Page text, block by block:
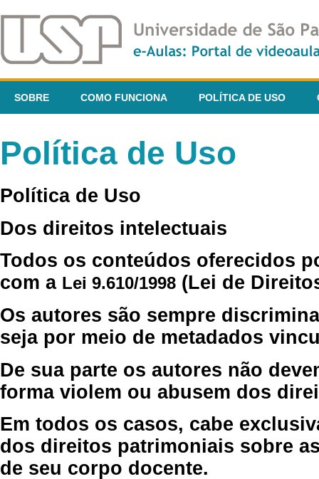
SOBRE COMO FUNCIONA POLÍTICA DE USO
Política de Uso
Política de Uso
Dos direitos intelectuais
Todos os conteúdos oferecidos
com a Lei 9.610/1998 (Lei de
Os autores são sempre
seja por meio de metadados
De sua parte os autores não
forma violem ou abusem dos
Em todos os casos, cabe
dos direitos patrimoniais sobre
de seu corpo docente.